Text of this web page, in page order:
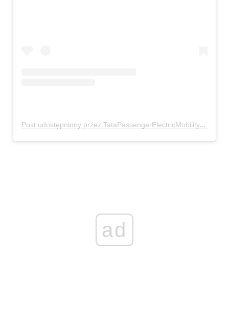
P
ost udostępniony przez TataPassengerElectricMobility (@tatamotorsevolvetoelectric)
ad